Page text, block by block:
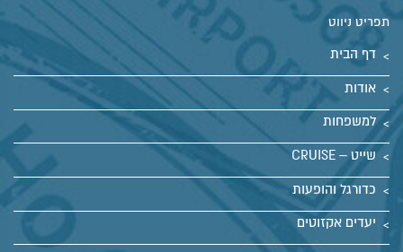
תפריט ניווט
דף הבית
אודות
למשפחות
שייט – CRUISE
כדורגל והופעות
יעדים אקזוטים